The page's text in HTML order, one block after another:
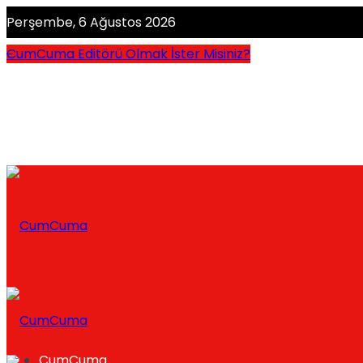
Perşembe, 6 Ağustos 2026
CumCuma Editörü Olmak İster Misiniz?